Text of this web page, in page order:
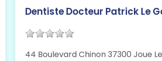
Dentiste Docteur Patrick Le
44 Boulevard Chinon 37300 Joue